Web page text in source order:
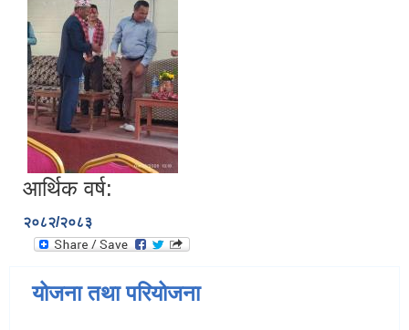
आर्थिक वर्ष:
२०८२/२०८३
योजना तथा परियोजना